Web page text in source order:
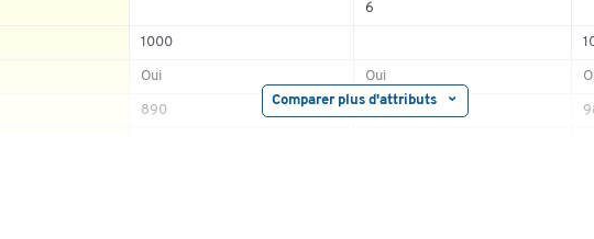
Comparer plus d'attributs
6
1000
Oui Oui
890